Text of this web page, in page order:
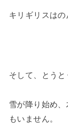
キリギリスはの
そして、とうと
雪が降り始め
もいません。